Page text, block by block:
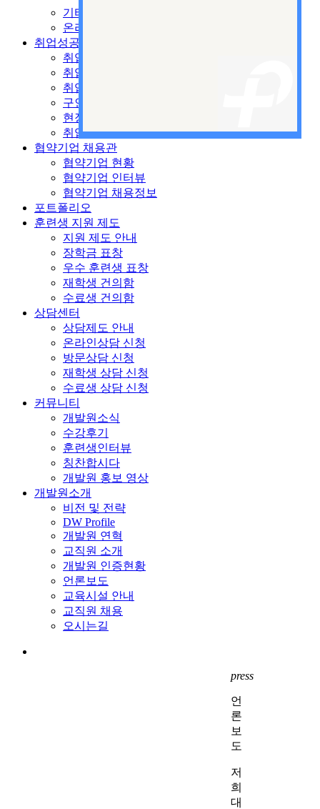
기타 국비교육
온라인 수강신청
취업성공지원센터
취업지원시스템
취업안내
취업자료실
구인공고
현장 전문가 특강
취업현황
협약기업 채용관
협약기업 현황
협약기업 인터뷰
협약기업 채용정보
포트폴리오
훈련생 지원 제도
지원 제도 안내
장학금 표창
우수 훈련생 표창
재학생 건의함
수료생 건의함
상담센터
상담제도 안내
온라인상담 신청
방문상담 신청
재학생 상담 신청
수료생 상담 신청
커뮤니티
개발원소식
수강후기
훈련생인터뷰
칭찬합시다
개발원 홍보 영상
개발원소개
비전 및 전략
DW Profile
개발원 연혁
교직원 소개
개발원 인증현황
언론보도
교육시설 안내
교직원 채용
오시는길
press
언
론
보
도
저
희
대